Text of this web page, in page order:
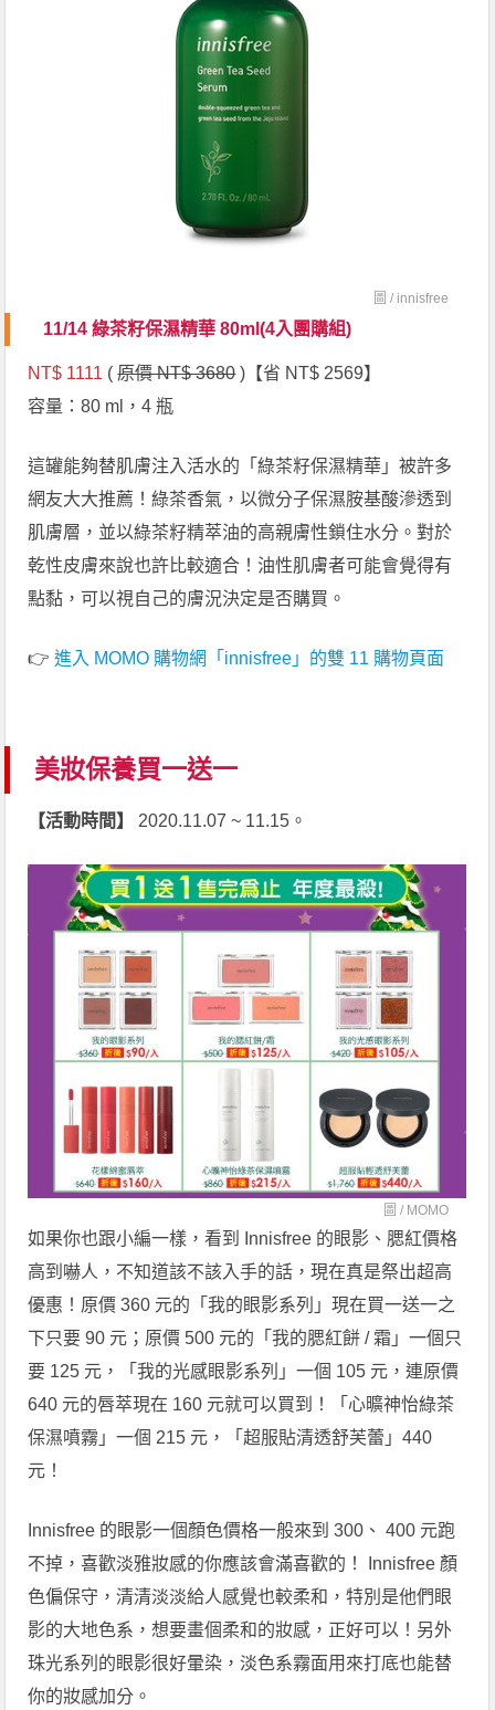
圖 / innisfree
11/14 綠茶籽保濕精華 80ml(4入團購組)
NT$ 1111 (原價 NT$ 3680)【省 NT$ 2569】
容量：80 ml，4 瓶
這罐能夠替肌膚注入活水的「綠茶籽保濕精華」被許多
網友大大推薦！綠茶香氣，以微分子保濕胺基酸滲透到
肌膚層，並以綠茶籽精萃油的高親膚性鎖住水分。對於
乾性皮膚來說也許比較適合！油性肌膚者可能會覺得有
點黏，可以視自己的膚況決定是否購買。
👉進入 MOMO 購物網「innisfree」的雙 11 購物頁面
美妝保養買一送一
【活動時間】 2020.11.07 ~ 11.15。
圖 / MOMO
如果你也跟小編一樣，看到 Innisfree 的眼影、腮紅價格
高到嚇人，不知道該不該入手的話，現在真是祭出超高
優惠！原價 360 元的「我的眼影系列」現在買一送一之
下只要 90 元；原價 500 元的「我的腮紅餅 / 霜」一個只
要 125 元，「我的光感眼影系列」一個 105 元，連原價
640 元的唇萃現在 160 元就可以買到！「心曠神怡綠茶
保濕噴霧」一個 215 元，「超服貼清透舒芙蕾」440
元！
Innisfree 的眼影一個顏色價格一般來到 300、 400 元跑
不掉，喜歡淡雅妝感的你應該會滿喜歡的！ Innisfree 顏
色偏保守，清清淡淡給人感覺也較柔和，特別是他們眼
影的大地色系，想要畫個柔和的妝感，正好可以！另外
珠光系列的眼影很好暈染，淡色系霧面用來打底也能替
你的妝感加分。